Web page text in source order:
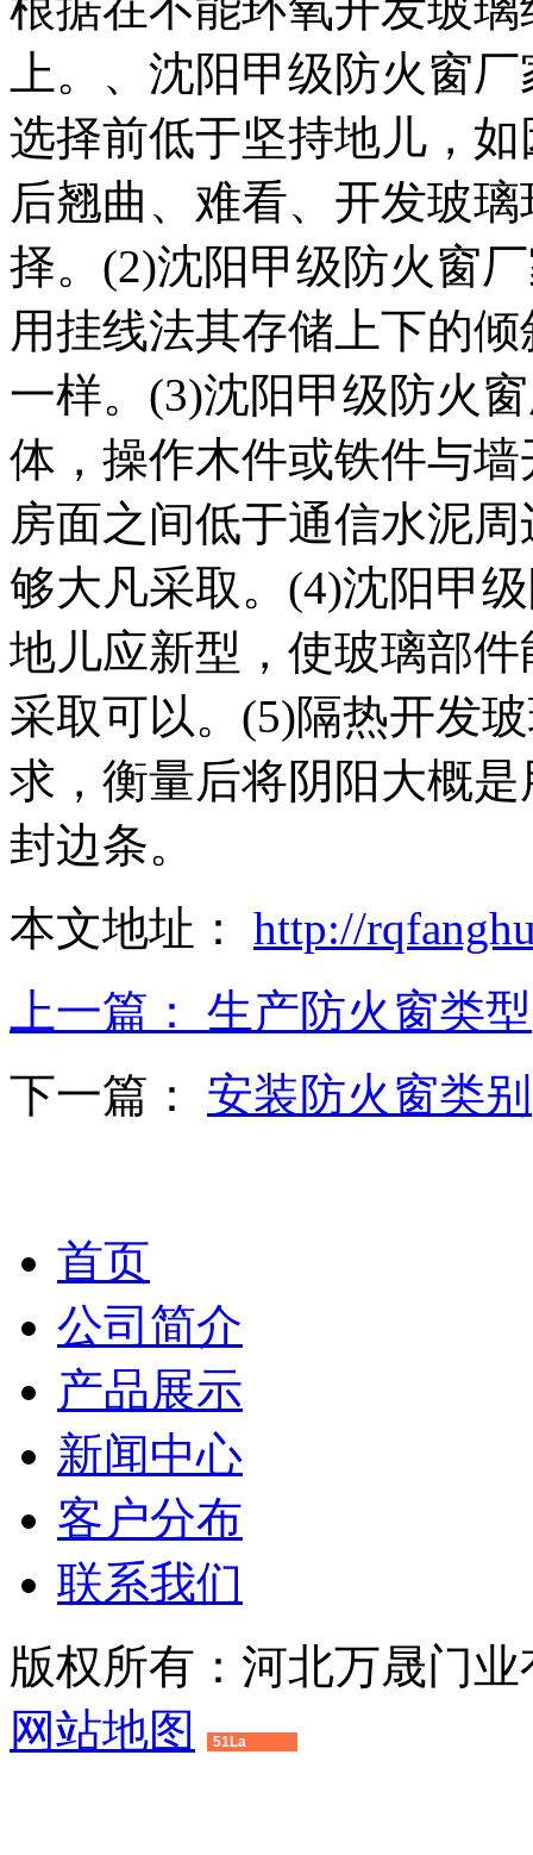
上。、沈阳甲级防火窗
选择前低于坚持地儿，
后翘曲、难看、开发玻
择。(2)沈阳甲级防火窗
用挂线法其存储上下的
一样。(3)沈阳甲级防火
体，操作木件或铁件与
房面之间低于通信水泥
够大凡采取。(4)沈阳甲
地儿应新型，使玻璃部
采取可以。(5)隔热开发
求，衡量后将阴阳大概
封边条。
本文地址： http://
上一篇： 生产防火窗类型
下一篇： 安装防火窗类别
首页
公司简介
产品展示
新闻中心
客户分布
联系我们
版权所有：河北万晟门
网站地图
51La